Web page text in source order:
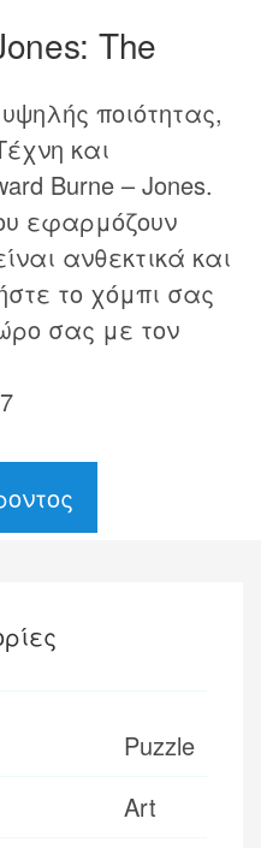
The
ποιότητας,
και
Burne – Jones.
εφαρμόζουν
ανθεκτικά και
το χόμπι σας
σας με τον
Puzzle
Art